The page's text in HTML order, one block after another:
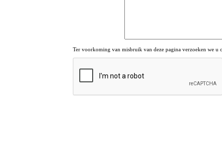
Ter voorkoming van misbruik van deze pagina verzoeken we u